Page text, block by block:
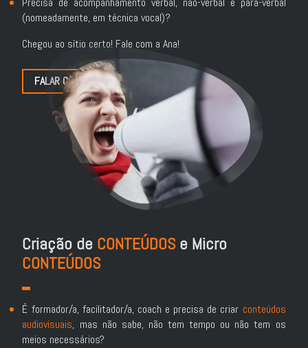
(nomeadamente, em técnica vocal)?
Chegou ao sítio certo! Fale com a Ana!
FALAR COM A ANA
Criação de CONTEÚDOSe Micro
CONTEÚDOS
É formador/a, facilitador/a, coach e precisa de criar conteúdos
audiovisuais, mas não sabe, não tem tempo ou não tem os
meios necessários?